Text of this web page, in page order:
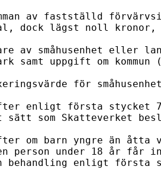
av fastställd
dock lägst noll kronor,
av småhusenhet eller
samt uppgift om
för
enligt första stycket
sätt som Skatteverket
om barn yngre än
person under 18 år får
behandling enligt första